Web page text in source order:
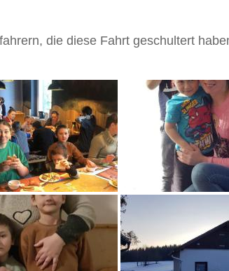
die diese Fahrt geschultert